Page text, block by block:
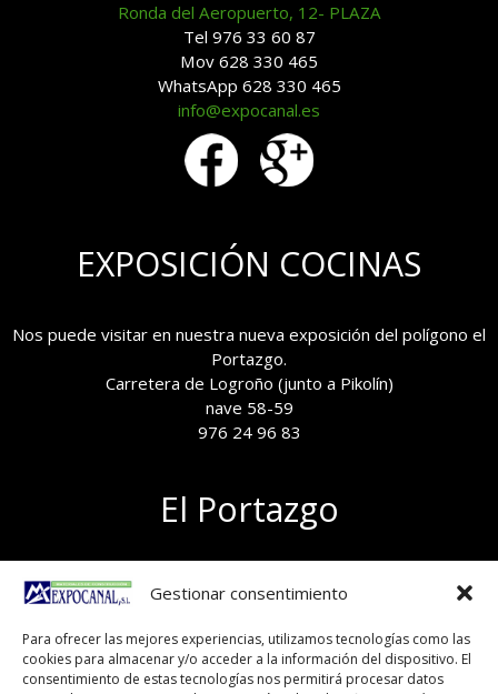
Gestionar consentimiento
Para ofrecer las mejores experiencias, utilizamos tecnologías como las
cookies para almacenar y/o acceder a la información del dispositivo. El
consentimiento de estas tecnologías nos permitirá procesar datos
Ronda del Aeropuerto, 12- PLAZA
Tel 976 33 60 87
Mov 628 330 465
WhatsApp 628 330 465
info@expocanal.es
EXPOSICIÓN COCINAS
Nos puede visitar en nuestra nueva exposición del polígono el
Portazgo.
Carretera de Logroño (junto a Pikolín)
nave 58-59
976 24 96 83
El Portazgo
Polígono el Portazgo, nave 59
50011 Zaragoza
Tel 976 24 96 83
exposicion@expocanal.es